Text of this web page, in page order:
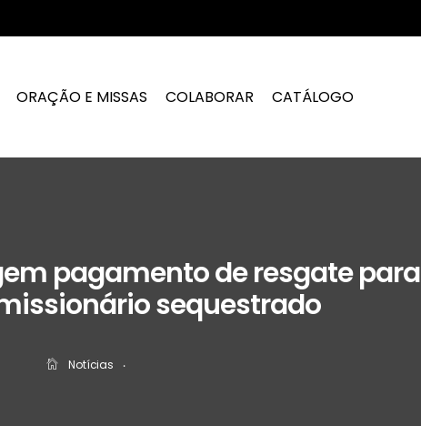
ORAÇÃO E MISSAS COLABORAR CATÁLOGO
pagamento de resgate para
sequestrado
Notícias ‧